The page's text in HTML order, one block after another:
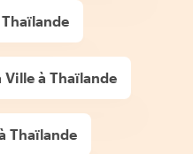
à Thaïlande
Thaïlande